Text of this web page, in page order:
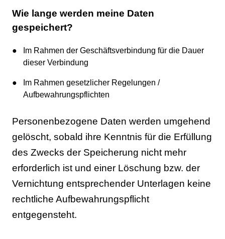
Wie lange werden meine Daten
gespeichert?
Im Rahmen der Geschäftsverbindung für die Dauer
dieser Verbindung
Im Rahmen gesetzlicher Regelungen /
Aufbewahrungspflichten
Personenbezogene Daten werden umgehend
gelöscht, sobald ihre Kenntnis für die Erfüllung
des Zwecks der Speicherung nicht mehr
erforderlich ist und einer Löschung bzw. der
Vernichtung entsprechender Unterlagen keine
rechtliche Aufbewahrungspflicht
entgegensteht.